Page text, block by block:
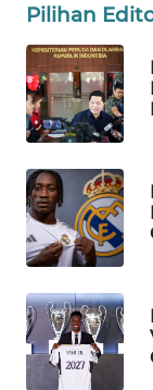
Pilihan
WAHANANEWS
NET
WAHANA
WAHANA
UMKM
WAHANA
SELEB
WAHANA